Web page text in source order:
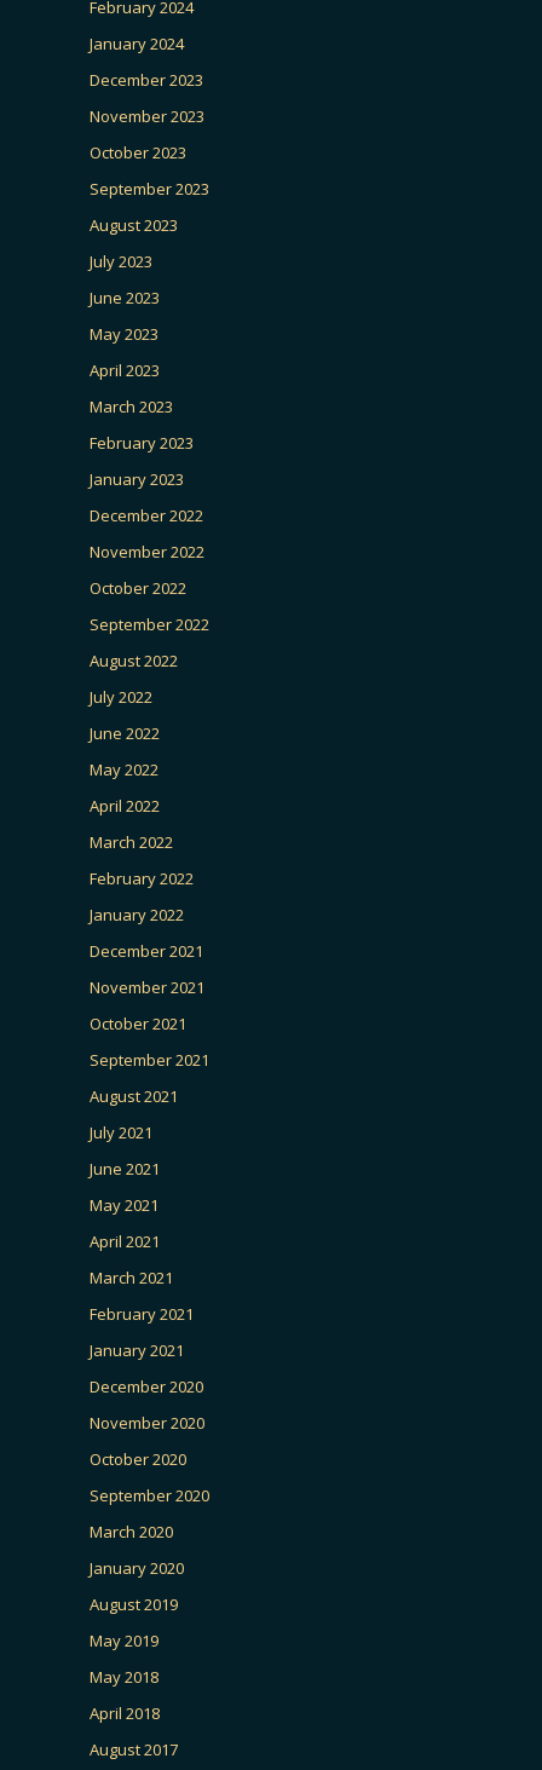
February 2024
January 2024
December 2023
November 2023
October 2023
September 2023
August 2023
July 2023
June 2023
May 2023
April 2023
March 2023
February 2023
January 2023
December 2022
November 2022
October 2022
September 2022
August 2022
July 2022
June 2022
May 2022
April 2022
March 2022
February 2022
January 2022
December 2021
November 2021
October 2021
September 2021
August 2021
July 2021
June 2021
May 2021
April 2021
March 2021
February 2021
January 2021
December 2020
November 2020
October 2020
September 2020
March 2020
January 2020
August 2019
May 2019
May 2018
April 2018
August 2017